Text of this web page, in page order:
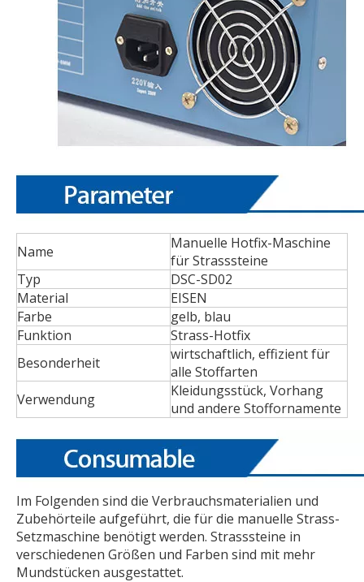
Name
Manuelle Hotfix-Maschine
für Strasssteine
Typ
DSC-SD02
Material
EISEN
Farbe
gelb, blau
Funktion
Strass-Hotfix
Besonderheit
wirtschaftlich, effizient für
alle Stoffarten
Verwendung
Kleidungsstück, Vorhang
und andere Stoffornamente
Im Folgenden sind die Verbrauchsmaterialien und
Zubehörteile aufgeführt, die für die manuelle Strass-
Setzmaschine benötigt werden. Strasssteine ​​in
verschiedenen Größen und Farben sind mit mehr
Mundstücken ausgestattet.